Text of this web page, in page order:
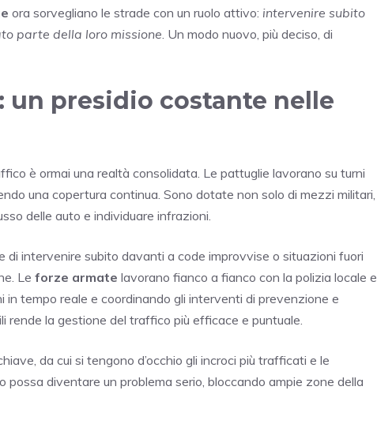
ora sorvegliano le strade con un ruolo attivo: intervenire subito
parte della loro missione . Un modo nuovo, più deciso, di
un presidio costante nelle
è ormai una realtà consolidata. Le pattuglie lavorano su turni
una copertura continua. Sono dotate non solo di mezzi militari,
delle auto e individuare infrazioni.
intervenire subito davanti a code improvvise o situazioni fuori
Le forze armate lavorano fianco a fianco con la polizia locale e
in tempo reale e coordinando gli interventi di prevenzione e
rende la gestione del traffico più efficace e puntuale.
da cui si tengono d’occhio gli incroci più trafficati e le
possa diventare un problema serio, bloccando ampie zone della